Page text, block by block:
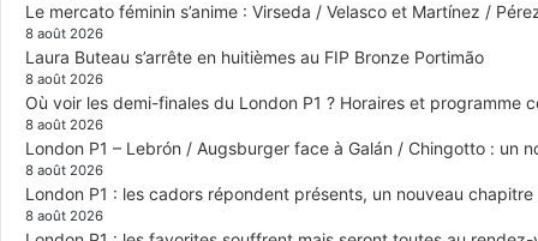
Le mercato féminin s’anime : Virseda / Velasco et Martínez /
8 août 2026
Laura Buteau s’arrête en huitièmes au FIP Bronze Portimão
8 août 2026
Où voir les demi-finales du London P1 ? Horaires et programme
8 août 2026
London P1 – Lebrón / Augsburger face à Galán / Chingotto : un
8 août 2026
London P1 : les cadors répondent présents, un nouveau
8 août 2026